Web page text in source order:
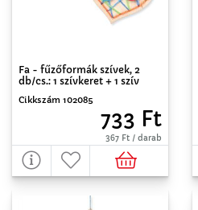
Fa - fűzőformák szívek, 2
db/cs.: 1 szívkeret + 1 szív
Cikkszám 102085
733 Ft
367 Ft / darab